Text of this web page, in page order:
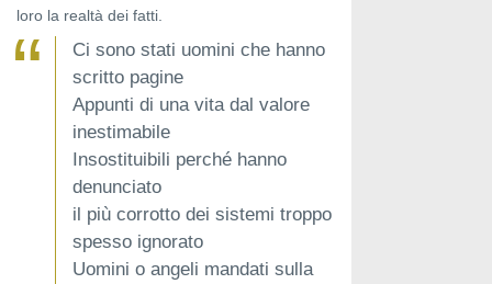
loro la realtà dei fatti.
Ci sono stati uomini che hanno
scritto pagine
Appunti di una vita dal valore
inestimabile
Insostituibili perché hanno
denunciato
il più corrotto dei sistemi troppo
spesso ignorato
Uomini o angeli mandati sulla